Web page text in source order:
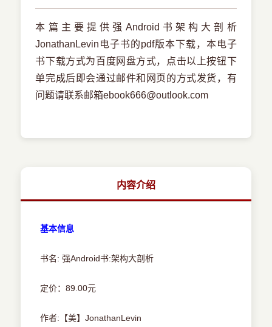
本篇主要提供强Android书架构大剖析
JonathanLevin电子书的pdf版本下载，本电子
书下载方式为百度网盘方式，点击以上按钮下
单完成后即会通过邮件和网页的方式发货，有
问题请联系邮箱ebook666@outlook.com
内容介绍
基本信息
书名: 强Android书:架构大剖析
定价：89.00元
作者:【美】JonathanLevin